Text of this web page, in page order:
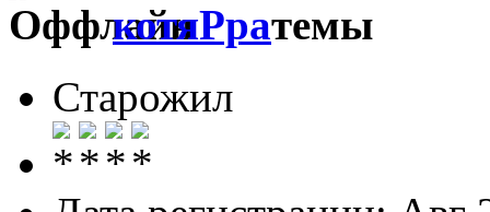
котяРра
Старожил